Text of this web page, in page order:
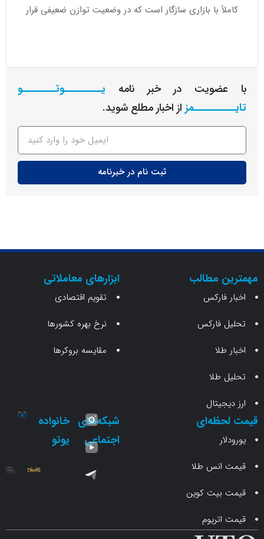
با بازاری سازگار است که در وضعیت توازن ضعیفی قرار
این شرکت
در خبر نامه
یـــــــــوتــــــــو
از اخبار مطلع شوید.
ثبت نام در خبرنامه
مطالب
فارکس
فارکس
ابزارهای معاملاتی
تقویم اقتصادی
نرخ بهره کشورها
مقایسه بروکرها
انس طلا
بیت کوین
شبکه‌های خانواده
یوتو